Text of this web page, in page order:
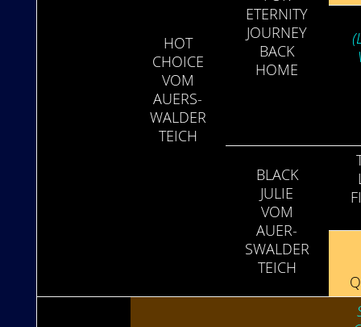
HOT
CHOICE
VOM
AUERS­
WALDER
TEICH
ETER­NITY
JOU­RNEY
BACK
HOME
BLACK
JULIE
VOM
AUER­
SWALDER
TEICH